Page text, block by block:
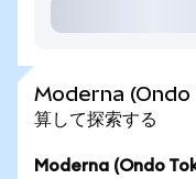
Moderna (Ondo
算して探索する
Moderna (Ondo